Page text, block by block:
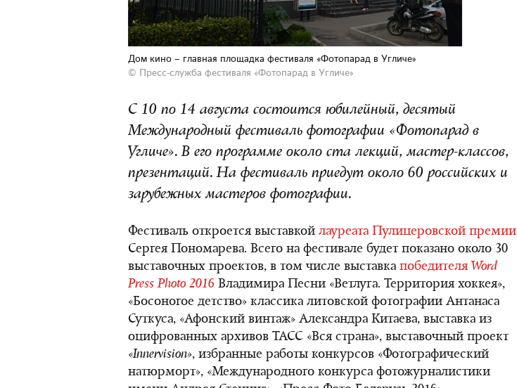
Дом кино – главная площадка фестиваля «Фотопарад в Угличе»
© Пресс-служба фестиваля «Фотопарад в Угличе»
С 10 по 14 августа состоится юбилейный, десятый
Международный фестиваль фотографии «Фотопарад в
Угличе». В его программе около ста лекций, мастер-классов,
презентаций. На фестиваль приедут около 60 российских и
зарубежных мастеров фотографии.
Фестиваль откроется выставкой лауреата Пулицеровской премии
Сергея Пономарева. Всего на фестивале будет показано около 30
выставочных проектов, в том числе выставка победителя Word
Press Photo 2016 Владимира Песни «Ветлуга. Территория хоккея»,
«Босоногое детство» классика литовской фотографии Антанаса
Суткуса, «Афонский винтаж» Александра Китаева, выставка из
оцифрованных архивов ТАСС «Вся страна», выставочный проект
«Innervision», избранные работы конкурсов «Фотографический
натюрморт», «Международного конкурса фотожурналистики